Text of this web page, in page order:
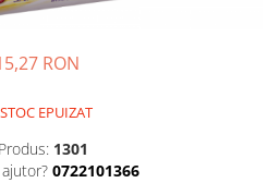
/ LAVETE
RON
STOC EPUIZAT
1301
0722101366